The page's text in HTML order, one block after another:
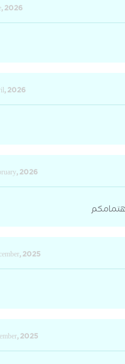
2026
2026
2026
2025
2025